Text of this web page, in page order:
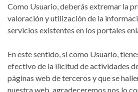
Como Usuario, deberás extremar la
valoración y utilización de la
servicios existentes en los portales
En este sentido, si como Usuario,
efectivo de la ilicitud de actividades
páginas web de terceros y que se
nuestra web, agradeceremos nos lo